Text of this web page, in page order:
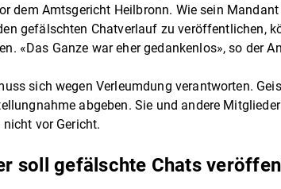
dem Amtsgericht Heilbronn. Wie sein
gefälschten Chatverlauf zu veröffentlichen,
«Das Ganze war eher gedankenlos», so der
sich wegen Verleumdung verantworten.
abgeben. Sie und andere
vor Gericht.
soll gefälschte Chats